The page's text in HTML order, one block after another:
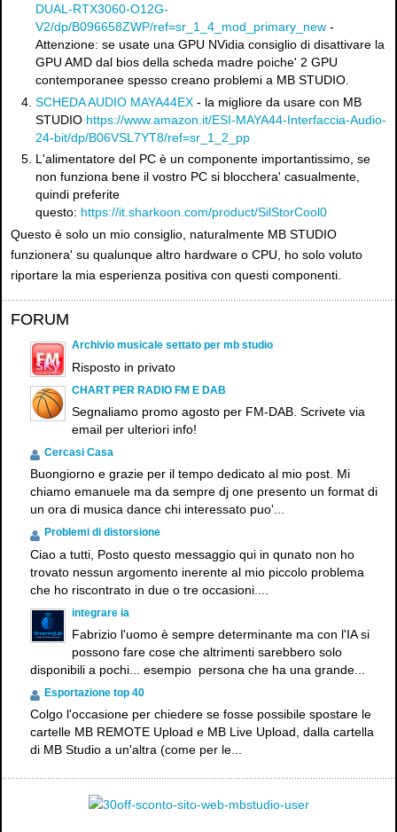
DUAL-RTX3060-O12G-
V2/dp/B096658ZWP/ref=sr_1_4_mod_primary_new -
Attenzione: se usate una GPU NVidia consiglio di disattivare la
GPU AMD dal bios della scheda madre poiche' 2 GPU
contemporanee spesso creano problemi a MB STUDIO.
SCHEDA AUDIO MAYA44EX - la migliore da usare con MB
STUDIO https://www.amazon.it/ESI-MAYA44-Interfaccia-Audio-
24-bit/dp/B06VSL7YT8/ref=sr_1_2_pp
L'alimentatore del PC è un componente importantissimo, se
non funziona bene il vostro PC si blocchera' casualmente,
quindi preferite
questo: https://it.sharkoon.com/product/SilStorCool0
Questo è solo un mio consiglio, naturalmente MB STUDIO
funzionera' su qualunque altro hardware o CPU, ho solo voluto
riportare la mia esperienza positiva con questi componenti.
FORUM
Archivio musicale settato per mb studio
Risposto in privato
CHART PER RADIO FM E DAB
Segnaliamo promo agosto per FM-DAB. Scrivete via
email per ulteriori info!
Cercasi Casa
Buongiorno e grazie per il tempo dedicato al mio post. Mi
chiamo emanuele ma da sempre dj one presento un format di
un ora di musica dance chi interessato puo'...
Problemi di distorsione
Ciao a tutti, Posto questo messaggio qui in qunato non ho
trovato nessun argomento inerente al mio piccolo problema
che ho riscontrato in due o tre occasioni....
integrare ia
Fabrizio l'uomo è sempre determinante ma con l'IA si
possono fare cose che altrimenti sarebbero solo
disponibili a pochi... esempio persona che ha una grande...
Esportazione top 40
Colgo l'occasione per chiedere se fosse possibile spostare le
cartelle MB REMOTE Upload e MB Live Upload, dalla cartella
di MB Studio a un'altra (come per le...